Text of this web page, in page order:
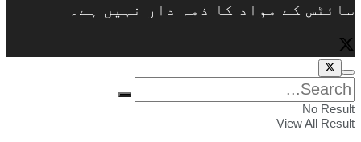
سائٹس کے مواد کا ذمہ دار نہیں ہے۔
No Result
View All Result